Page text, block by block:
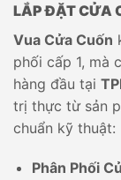
LẮP ĐẶT CỬA
Vua Cửa Cuốn
phối cấp 1, mà
hàng đầu tại
trị thực từ sản
chuẩn kỹ thuật:
Phân Phối